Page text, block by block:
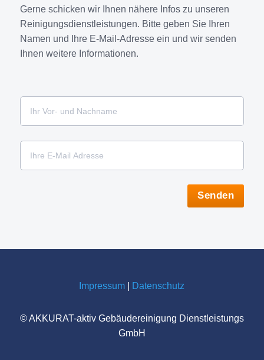
Gerne schicken wir Ihnen nähere Infos zu unseren
Reinigungsdienstleistungen. Bitte geben Sie Ihren
Namen und Ihre E-Mail-Adresse ein und wir senden
Ihnen weitere Informationen.
Senden
Impres­sum Daten­schutz
© AKKU­RAT-aktiv Gebäu­de­rei­ni­gung Dienst­leis­tungs
GmbH